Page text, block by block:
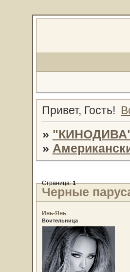
Привет, Гость!
» "КИНОДИВА"
»
Черные
Страница:1
Инь-Янь
Воительница